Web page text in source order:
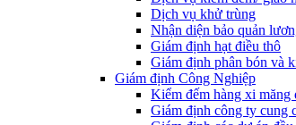
Dịch vụ khử trùng
Nhận diện bảo quản
Giám định hạt điều thô
Giám định phân bón và
Giám định Công Nghiệp
Kiểm đếm hàng xi măng
Giám định công ty cung